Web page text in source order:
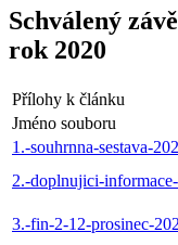
Schválený
rok 2020
Přílohy k článku
Jméno souboru
1.-souhrnna-sestava-
2.-doplnujici-
3.-fin-2-12-prosinec-